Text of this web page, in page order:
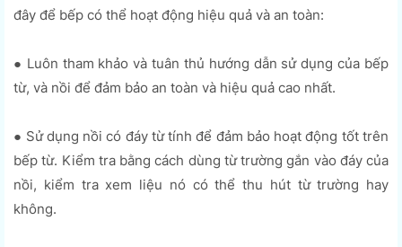
đây để bếp có thể hoạt động hiệu quả và an toàn:
● Luôn tham khảo và tuân thủ hướng dẫn sử dụng của bếp
từ, và nồi để đảm bảo an toàn và hiệu quả cao nhất.
● Sử dụng nồi có đáy từ tính để đảm bảo hoạt động tốt trên
bếp từ. Kiểm tra bằng cách dùng từ trường gắn vào đáy của
nồi, kiểm tra xem liệu nó có thể thu hút từ trường hay
không.